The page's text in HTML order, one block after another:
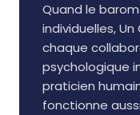
Quand le
individuelles,
chaque
psychologique
praticien
fonctionne